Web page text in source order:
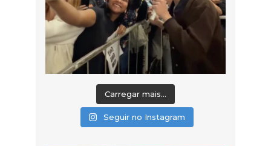
Carregar mais...
Seguir no Instagram